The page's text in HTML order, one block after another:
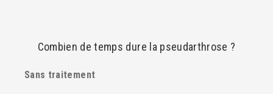
Combien de temps dure la pseudarthrose ?
Sans traitement